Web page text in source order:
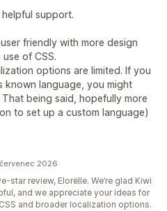
support.
friendly with more design
of CSS.
options are limited. If you
known language, you might
being said, hopefully more
to set up a custom language)
2026
star review, Elorëlle. We’re glad Kiwi
and we appreciate your ideas for
and broader localization options.